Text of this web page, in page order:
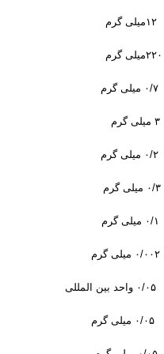
×
×
۱۲ میلی گرم
۲۲۰میلی گرم
۰/۷ میلی گرم
۳ میلی گرم
۰/۲ میلی گرم
۰/۳ میلی گرم
۰/۱ میلی گرم
۰/۰۰۲ میلی گرم
۰/۰۵ واحد بین المللی
میلی گرم